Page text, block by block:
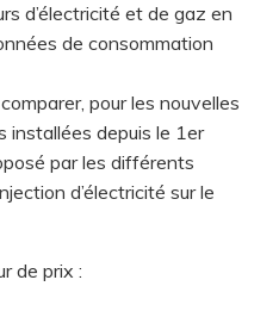
d’électricité et de gaz en
de consommation
pour les nouvelles
depuis le 1er
par les différents
d’électricité sur le
de prix :